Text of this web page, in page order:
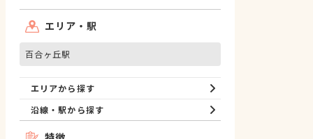
エリア・駅
百合ヶ丘駅
エリアから探す
沿線・駅から探す